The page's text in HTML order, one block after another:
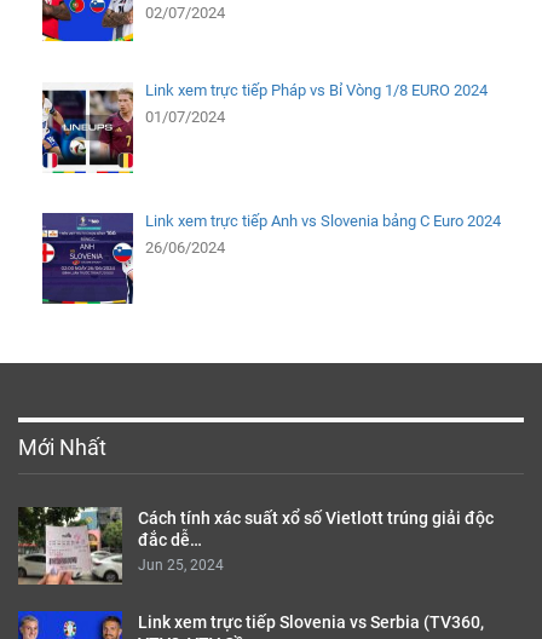
02/07/2024
Link xem trực tiếp Pháp vs Bỉ Vòng 1/8 EURO 2024
01/07/2024
Link xem trực tiếp Anh vs Slovenia bảng C Euro 2024
26/06/2024
Mới Nhất
Cách tính xác suất xổ số Vietlott trúng giải độc
đắc dễ…
Jun 25, 2024
Link xem trực tiếp Slovenia vs Serbia (TV360,